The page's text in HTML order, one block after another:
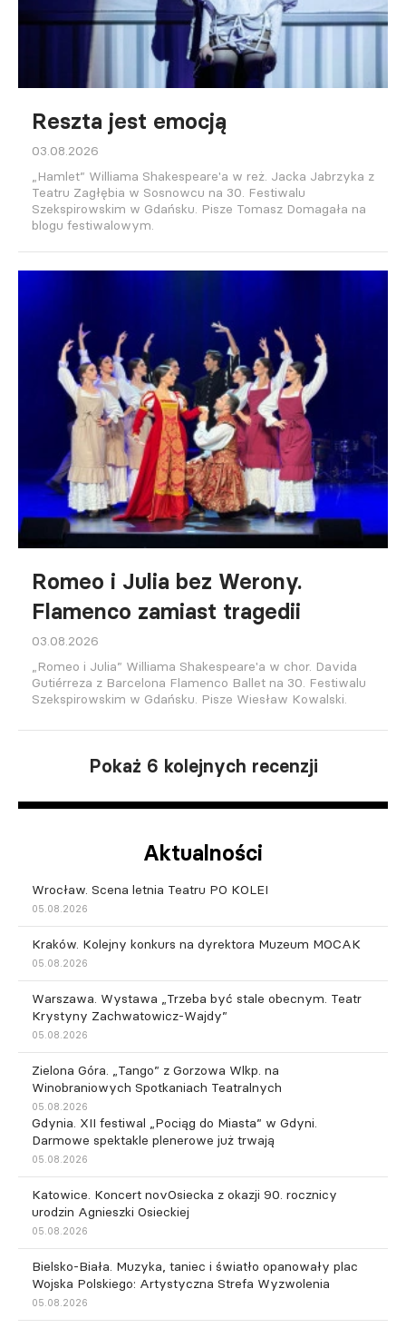
Reszta jest emocją
03.08.2026
„Hamlet” Williama Shakespeare'a w reż. Jacka Jabrzyka z
Teatru Zagłębia w Sosnowcu na 30. Festiwalu
Szekspirowskim w Gdańsku. Pisze Tomasz Domagała na
blogu festiwalowym.
Romeo i Julia bez Werony.
Flamenco zamiast tragedii
03.08.2026
„Romeo i Julia” Williama Shakespeare'a w chor. Davida
Gutiérreza z Barcelona Flamenco Ballet na 30. Festiwalu
Szekspirowskim w Gdańsku. Pisze Wiesław Kowalski.
Pokaż 6 kolejnych recenzji
Aktualności
Wrocław. Scena letnia Teatru PO KOLEI
05.08.2026
Kraków. Kolejny konkurs na dyrektora Muzeum MOCAK
05.08.2026
Warszawa. Wystawa „Trzeba być stale obecnym. Teatr
Krystyny Zachwatowicz-Wajdy”
05.08.2026
Zielona Góra. „Tango” z Gorzowa Wlkp. na
Winobraniowych Spotkaniach Teatralnych
05.08.2026
Gdynia. XII festiwal „Pociąg do Miasta” w Gdyni.
Darmowe spektakle plenerowe już trwają
05.08.2026
Katowice. Koncert novOsiecka z okazji 90. rocznicy
urodzin Agnieszki Osieckiej
05.08.2026
Bielsko-Biała. Muzyka, taniec i światło opanowały plac
Wojska Polskiego: Artystyczna Strefa Wyzwolenia
05.08.2026